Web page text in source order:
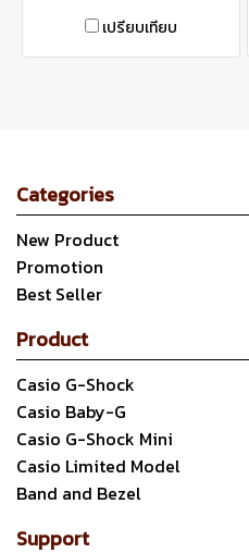
เปรียบเทียบ
Categories
New Product
Promotion
Best Seller
Product
Casio G-Shock
Casio Baby-G
Casio G-Shock Mini
Casio Limited Model
Band and Bezel
Support